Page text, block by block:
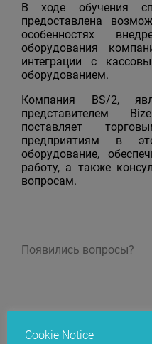
В ходе обучения
предоставлена
особенностях
оборудования
интеграции с
оборудованием.
Компания BS/2,
представителем
поставляет
предприятиям в
оборудование,
работу, а также
вопросам.
Появились вопросы?
Cookie Notice